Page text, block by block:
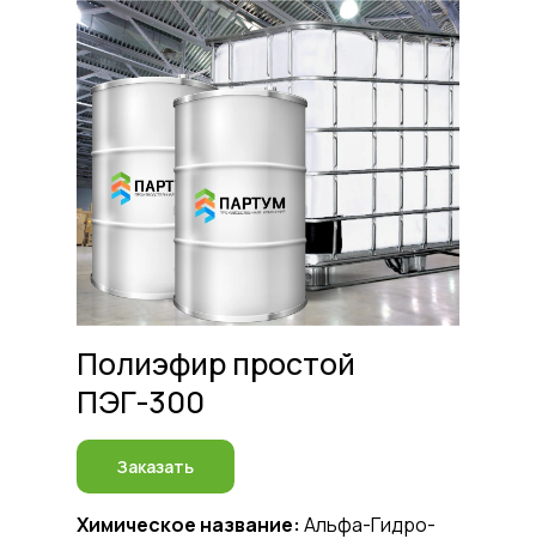
Полиэфир простой
ПЭГ-300
Химическое название: Альфа-Гидро-
Заказать